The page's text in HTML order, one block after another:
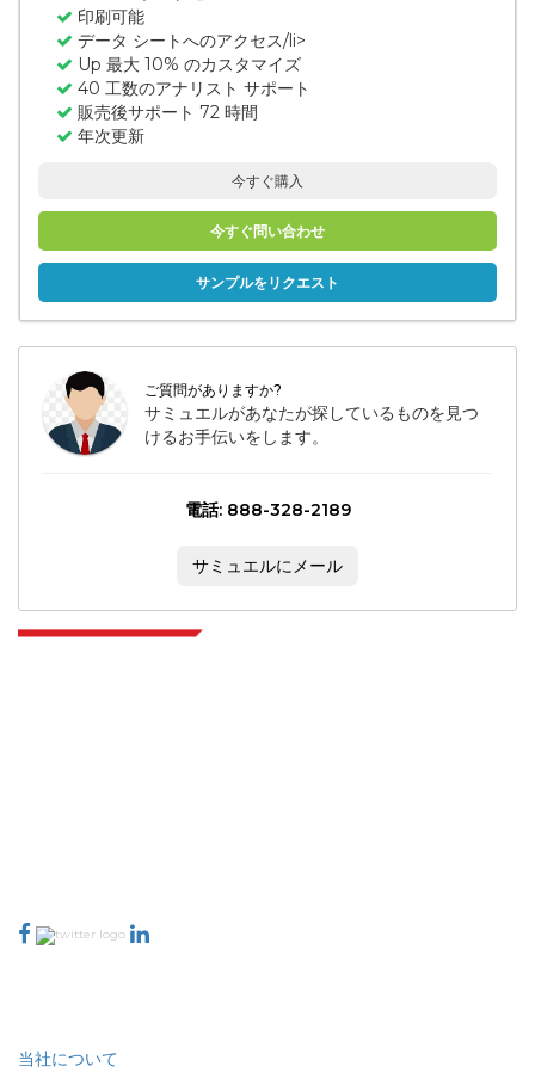
印刷可能
データ シートへのアクセス/li>
Up 最大 10% のカスタマイズ
40 工数のアナリスト サポート
販売後サポート 72 時間
年次更新
今すぐ購入
今すぐ問い合わせ
サンプルをリクエスト
ご質問がありますか?
サミュエルがあなたが探しているものを見つ
けるお手伝いをします。
電話: 888-328-2189
サミュエルにメール
当社について